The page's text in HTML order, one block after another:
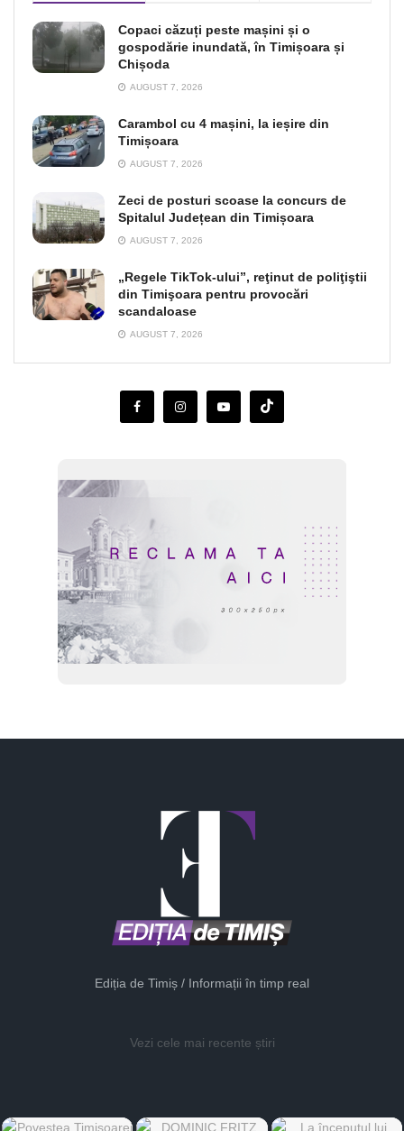
Copaci căzuți peste mașini și o
gospodărie inundată, în Timișoara și
Chișoda
AUGUST 7, 2026
Carambol cu 4 mașini, la ieșire din
Timișoara
AUGUST 7, 2026
Zeci de posturi scoase la concurs de
Spitalul Județean din Timișoara
AUGUST 7, 2026
„Regele TikTok-ului”, reţinut de poliţiştii
din Timişoara pentru provocări
scandaloase
AUGUST 7, 2026
Ediția de Timiș / Informații în timp real
Vezi cele mai recente știri